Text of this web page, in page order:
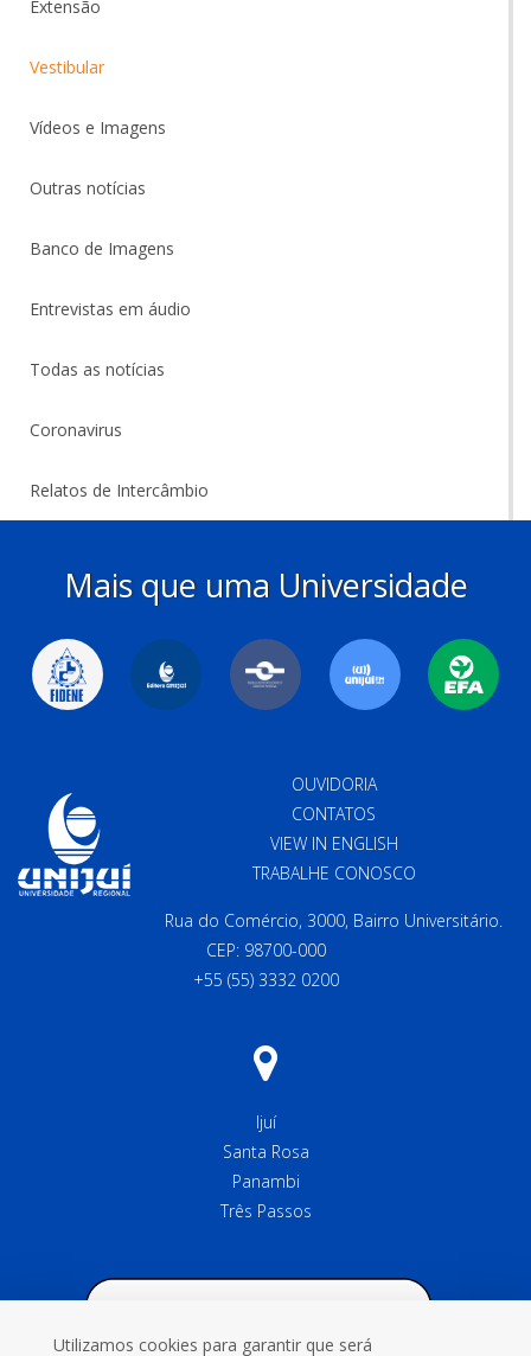
Extensão
Vestibular
Vídeos e Imagens
Outras notícias
Banco de Imagens
Entrevistas em áudio
Todas as notícias
Coronavirus
Relatos de Intercâmbio
Mais que uma Universidade
OUVIDORIA
CONTATOS
VIEW IN ENGLISH
TRABALHE CONOSCO
Rua do Comércio, 3000, Bairro Universitário.
CEP: 98700-000
+55 (55) 3332 0200
Ijuí
Santa Rosa
Panambi
Três Passos
Utilizamos cookies para garantir que será